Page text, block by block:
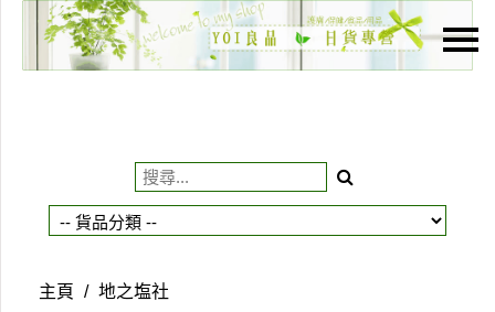
主頁
貨品分類
購物車
主頁 / 地之塩社